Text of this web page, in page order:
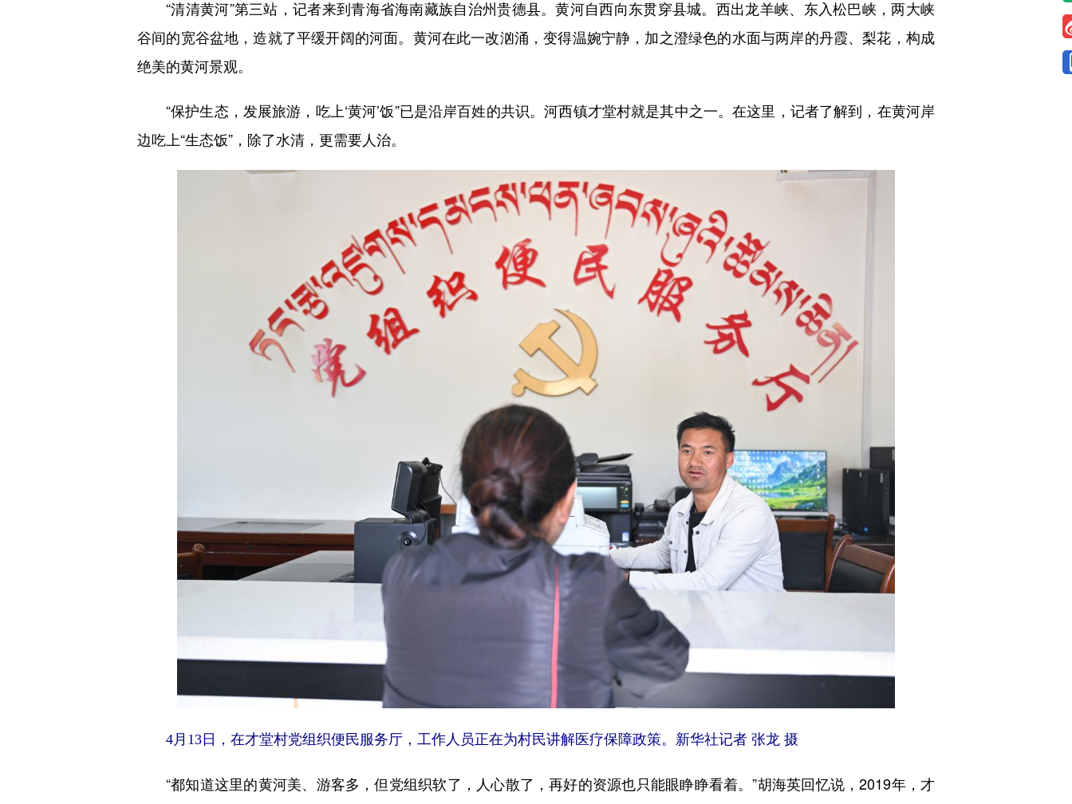
“清清黄河”第三站，记者来到青海省海南藏族自治州贵德县。黄河自西向东贯穿县城。西出龙羊峡、东入松巴峡，两大峡
谷间的宽谷盆地，造就了平缓开阔的河面。黄河在此一改汹涌，变得温婉宁静，加之澄绿色的水面与两岸的丹霞、梨花，构成
绝美的黄河景观。
“保护生态，发展旅游，吃上‘黄河’饭”已是沿岸百姓的共识。河西镇才堂村就是其中之一。在这里，记者了解到，在黄河岸
边吃上“生态饭”，除了水清，更需要人治。
4月13日，在才堂村党组织便民服务厅，工作人员正在为村民讲解医疗保障政策。新华社记者 张龙 摄
“都知道这里的黄河美、游客多，但党组织软了，人心散了，再好的资源也只能眼睁睁看着。”胡海英回忆说，2019年，才